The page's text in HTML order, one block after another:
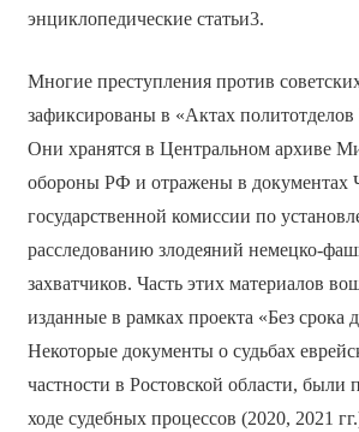
энциклопедические статьи3.
Многие преступления против
зафиксированы в «Актах
Они хранятся в Центральном архиве
обороны РФ и отражены в документах
государственной комиссии по
расследованию злодеяний немецко-
захватчиков. Часть этих материалов
изданные в рамках проекта «Без срока
Некоторые документы о судьбах
частности в Ростовской области, были
ходе судебных процессов (2020, 2021